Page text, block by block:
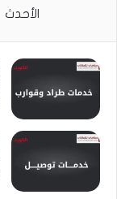
الأحدث